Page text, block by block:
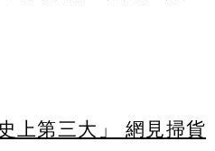
上第三大」 網見掃貨